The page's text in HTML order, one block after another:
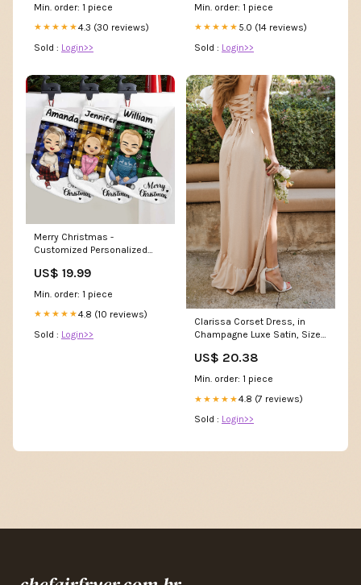
Min. order: 1 piece
★★★★★4.3 (30 reviews)
Sold : Login>>
Min. order: 1 piece
★★★★★ 5.0 (14 reviews)
Sold : Login>>
Merry Christmas -
Customized Personalized
Family Dad Mom Daughter
US$ 19.99
Min. order: 1 piece
★★★★★4.8 (10 reviews)
Sold : Login>>
Clarissa Corset Dress, in
Champagne Luxe Satin, Size:
US$ 20.38
Min. order: 1 piece
★★★★★4.8 (7 reviews)
Sold : Login>>